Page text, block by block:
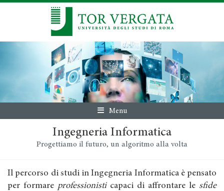
Menu
Ingegneria Informatica
Progettiamo il futuro, un algoritmo alla volta
Il percorso di studi in Ingegneria Informatica è pensato
per formare professionisticapaci di affrontare le sfide